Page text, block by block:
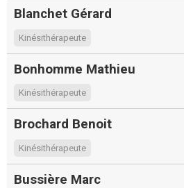
Blanchet Gérard
Kinésithérapeute
Bonhomme Mathieu
Kinésithérapeute
Brochard Benoit
Kinésithérapeute
Bussière Marc